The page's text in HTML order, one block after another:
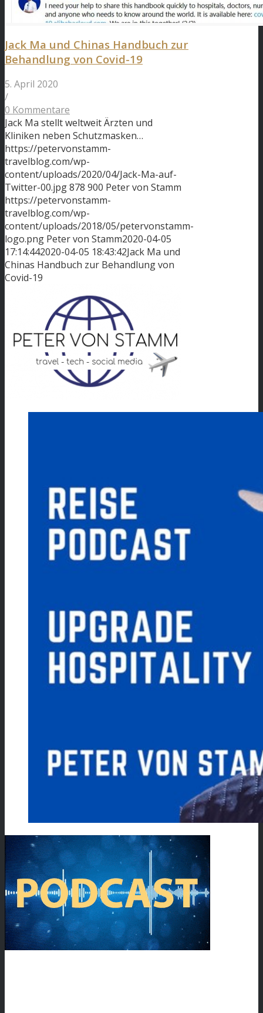
Jack Ma und Chinas Handbuch zur
Behandlung von Covid-19
5. April 2020
/
0 Kommentare
Jack Ma stellt weltweit Ärzten und
Kliniken neben Schutzmasken…
https://petervonstamm-
travelblog.com/wp-
content/uploads/2020/04/Jack-Ma-auf-
Twitter-00.jpg878 900 Peter von Stamm
https://petervonstamm-
travelblog.com/wp-
content/uploads/2018/05/petervonstamm-
logo.png Peter von Stamm2020-04-05
17:14:442020-04-05 18:43:42Jack Ma und
Chinas Handbuch zur Behandlung von
Covid-19